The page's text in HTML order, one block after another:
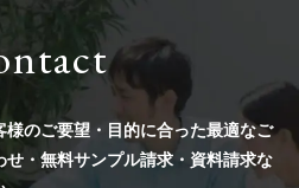
様のご要望・目的に合った最適なご
せ・無料サンプル請求・資料請求な